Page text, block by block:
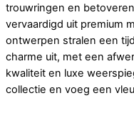
trouwringen en
vervaardigd uit premium
ontwerpen stralen een
charme uit, met een
kwaliteit en luxe
collectie en voeg een